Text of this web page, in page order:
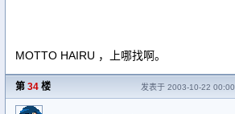
MOTTO HAIRU ，上哪找啊。
第 34 楼 发表于 2003-10-22 00:00